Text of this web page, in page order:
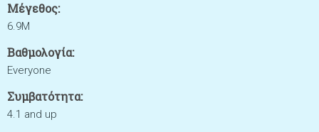
Μέγεθος:
6.9M
Βαθμολογία:
Everyone
Συμβατότητα:
4.1 and up